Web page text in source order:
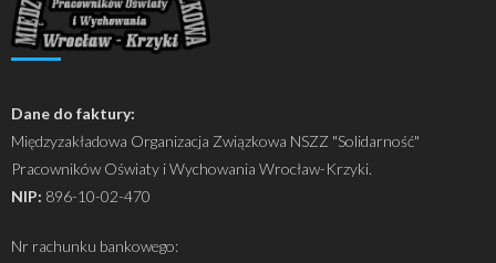
Dane do faktury:
Międzyzakładowa Organizacja Związkowa NSZZ "Solidarność"
Pracowników Oświaty i Wychowania Wrocław-Krzyki.
NIP: 896-10-02-470
Nr rachunku bankowego: